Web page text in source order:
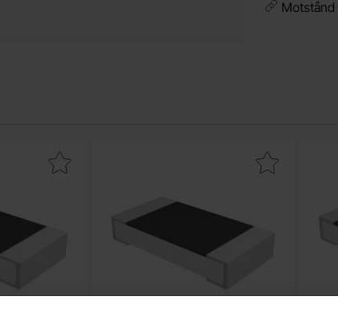
Motstånd
0.25W SMD 1206 som favorit
Makera motstånd 511kohm 0.25W SMD